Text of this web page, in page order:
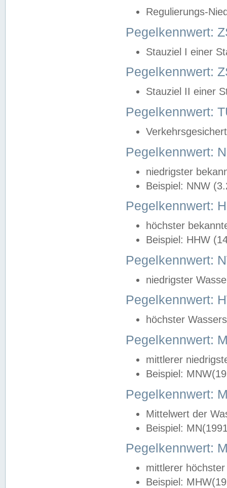
Regulierungs-
Pegelkennwert:
Stauziel I einer
Pegelkennwert:
Stauziel II einer
Pegelkennwert:
Pegelkennwert:
niedrigster
Beispiel: NNW
Pegelkennwert:
höchster
Beispiel: HHW
Pegelkennwert:
niedrigster
Pegelkennwert:
höchster
Pegelkennwert:
mittlerer
Beispiel:
Pegelkennwert:
Mittelwert der
Beispiel:
Pegelkennwert:
mittlerer
Beispiel: